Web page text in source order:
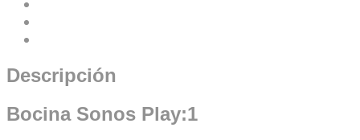
Descripción
Bocina Sonos Play:1